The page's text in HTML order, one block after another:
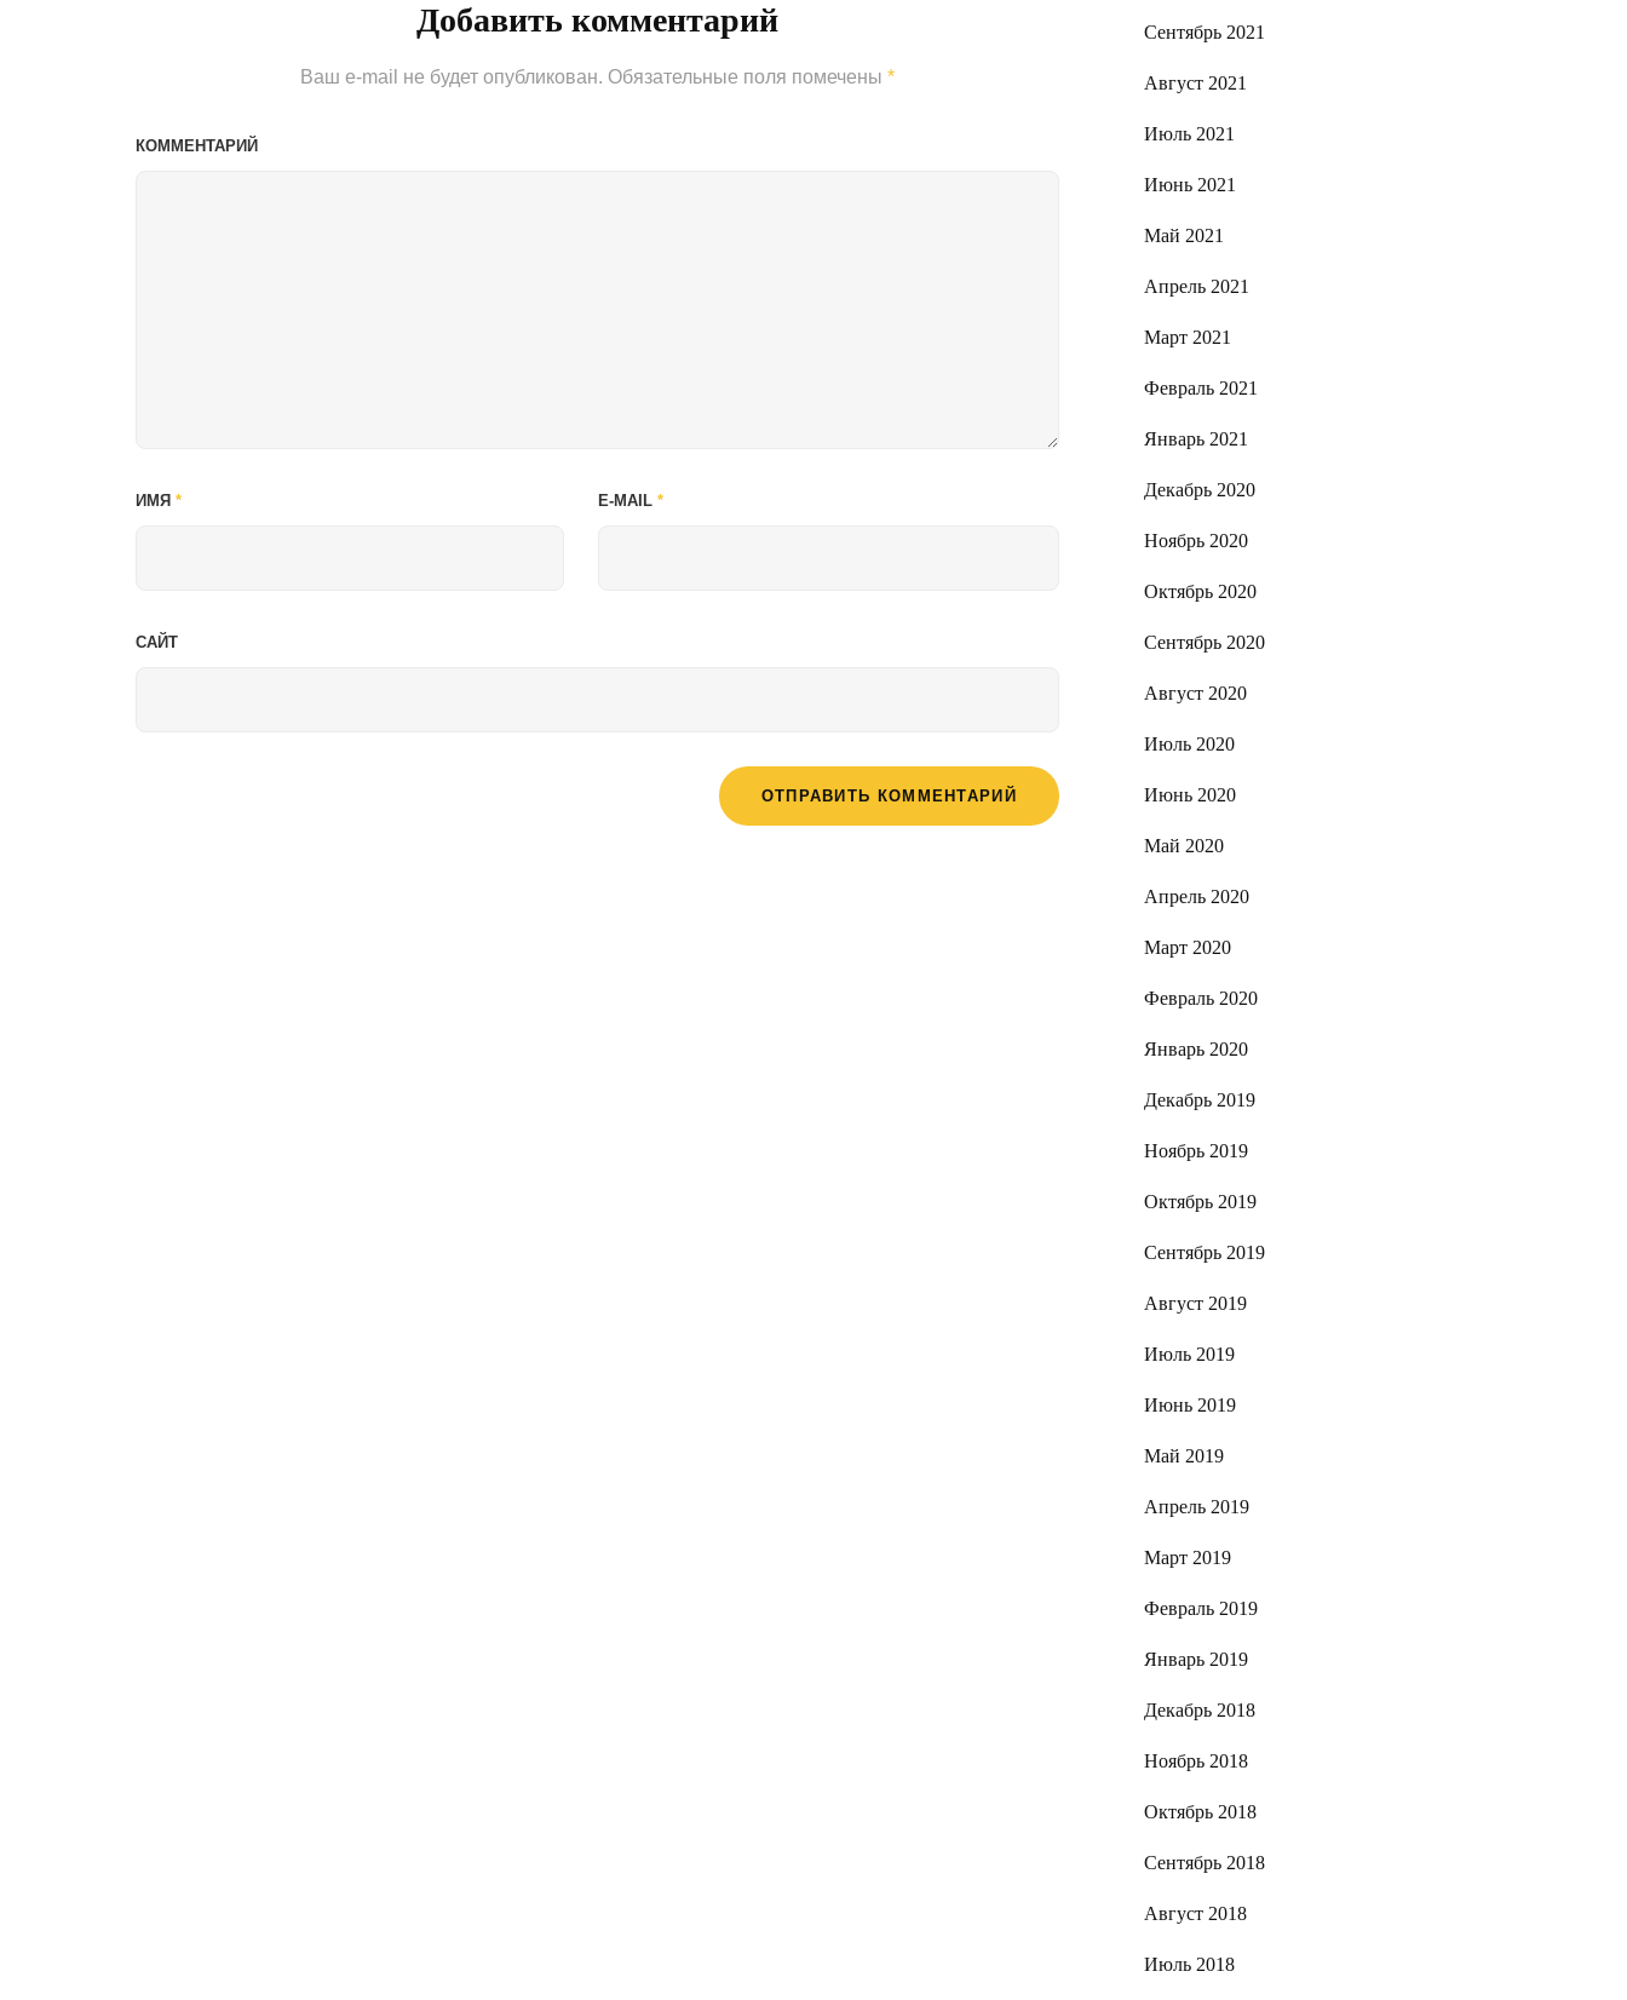
Добавить комментарий
Ваш e-mail не будет опубликован. Обязательные поля помечены *
КОММЕНТАРИЙ
ИМЯ * E-MAIL *
САЙТ
Сентябрь 2021
Август 2021
Июль 2021
Июнь 2021
Май 2021
Апрель 2021
Март 2021
Февраль 2021
Январь 2021
Декабрь 2020
Ноябрь 2020
Октябрь 2020
Сентябрь 2020
Август 2020
Июль 2020
Июнь 2020
Май 2020
Апрель 2020
Март 2020
Февраль 2020
Январь 2020
Декабрь 2019
Ноябрь 2019
Октябрь 2019
Сентябрь 2019
Август 2019
Июль 2019
Июнь 2019
Май 2019
Апрель 2019
Март 2019
Февраль 2019
Январь 2019
Декабрь 2018
Ноябрь 2018
Октябрь 2018
Сентябрь 2018
Август 2018
Июль 2018